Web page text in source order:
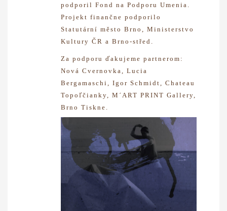
podporil Fond na Podporu Umenia.
Projekt finančne podporilo
Statutární město Brno, Ministerstvo
Kultury ČR a Brno-střed.
Za podporu ďakujeme partnerom:
Nová Cvernovka, Lucia
Bergamaschi, Igor Schmidt, Chateau
Topoľčianky, M´ART PRINT Gallery,
Brno Tiskne.